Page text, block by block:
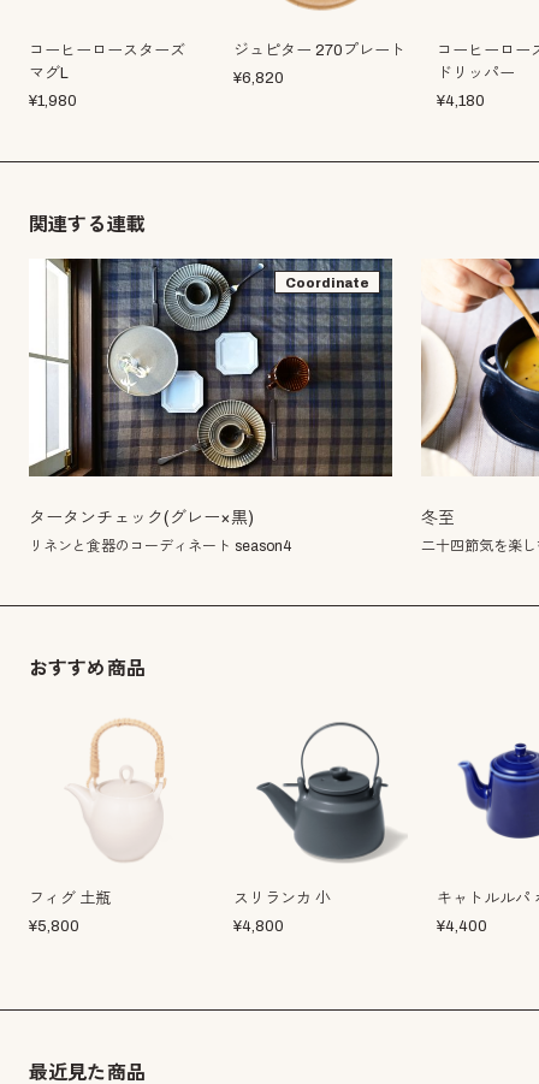
コーヒーロースターズ
マグL
¥1,980
ジュピター 270プレート
¥6,820
コーヒーロー
ドリッパー
¥4,180
関連する連載
Coordinate
タータンチェック(グレー×黒)
リネンと食器のコーディネート season4
冬至
二十四節気を楽
おすすめ商品
フィグ 土瓶
¥5,800
スリランカ 小
¥4,800
キャトルルパ
¥4,400
最近見た商品